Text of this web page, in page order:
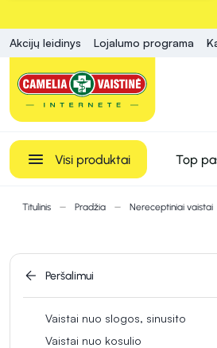
Akcijų leidinys Lojalumo programa
Visi produktai Top
Titulinis Pradžia Nereceptiniai vaistai
Peršalimui
Vaistai nuo slogos, sinusito
Vaistai nuo kosulio